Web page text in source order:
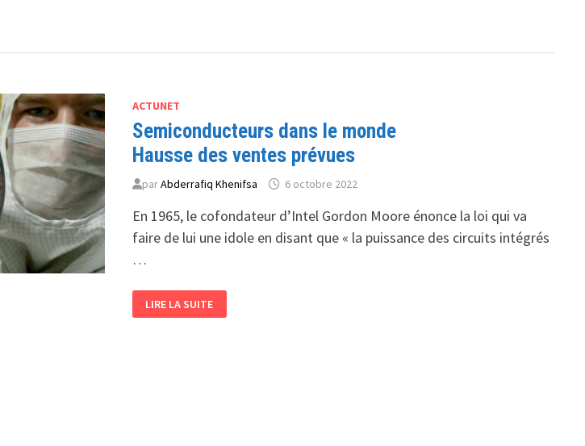
ACTUNET
Semiconducteurs dans le monde
Hausse des ventes prévues
parAbderrafiq Khenifsa 6 octobre 2022
En 1965, le cofondateur d’Intel Gordon Moore énonce la loi qui va
faire de lui une idole en disant que « la puissance des circuits intégrés
…
SEMICONDUCTEURS
DANS
LE
LIRE LA SUITE